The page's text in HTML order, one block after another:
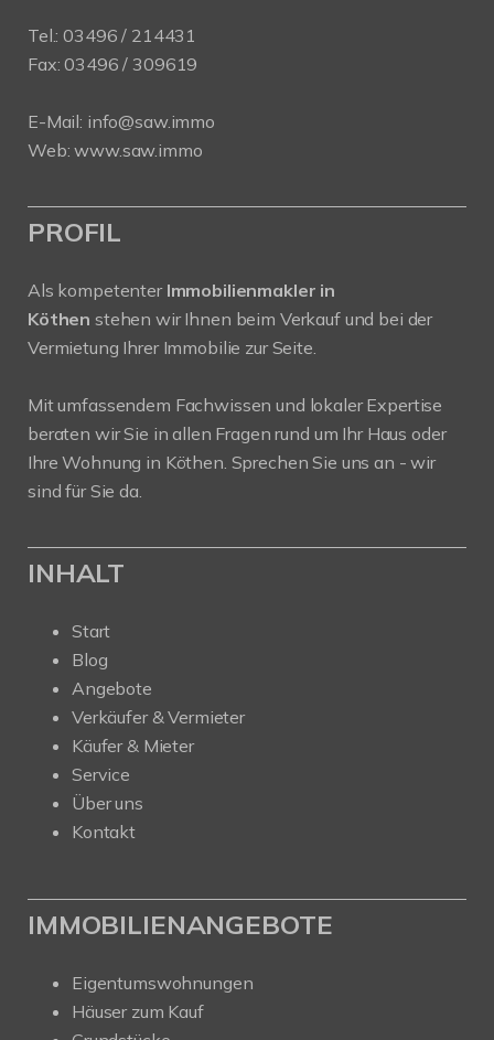
Tel.:03496 / 214431
Fax: 03496 / 309619
E-Mail: info@saw.immo
Web:www.saw.immo
PROFIL
Als kompetenter Immobilienmakler in
Köthen stehen wir Ihnen beim Verkauf und bei der
Vermietung Ihrer Immobilie zur Seite.
Mit umfassendem Fachwissen und lokaler Expertise
beraten wir Sie in allen Fragen rund um Ihr Haus oder
Ihre Wohnung in Köthen. Sprechen Sie uns an - wir
sind für Sie da.
INHALT
Start
Blog
Angebote
Verkäufer & Vermieter
Käufer & Mieter
Service
Über uns
Kontakt
IMMOBILIENANGEBOTE
Eigentumswohnungen
Häuser zum Kauf